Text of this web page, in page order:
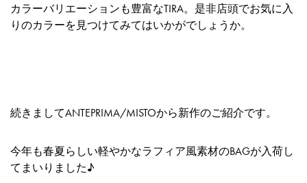
カラーバリエーションも豊富なTIRA。是非店頭でお気に入
りのカラーを見つけてみてはいかがでしょうか。
続きましてANTEPRIMA/MISTOから新作のご紹介です。
今年も春夏らしい軽やかなラフィア風素材のBAGが入荷し
てまいりました♪